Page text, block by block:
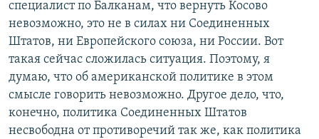
специалист по Балканам, что вернуть Косово
невозможно, это не в силах ни Соединенных
Штатов, ни Европейского союза, ни России. Вот
такая сейчас сложилась ситуация. Поэтому, я
думаю, что об американской политике в этом
смысле говорить невозможно. Другое дело, что,
конечно, политика Соединенных Штатов
несвободна от противоречий так же, как политика